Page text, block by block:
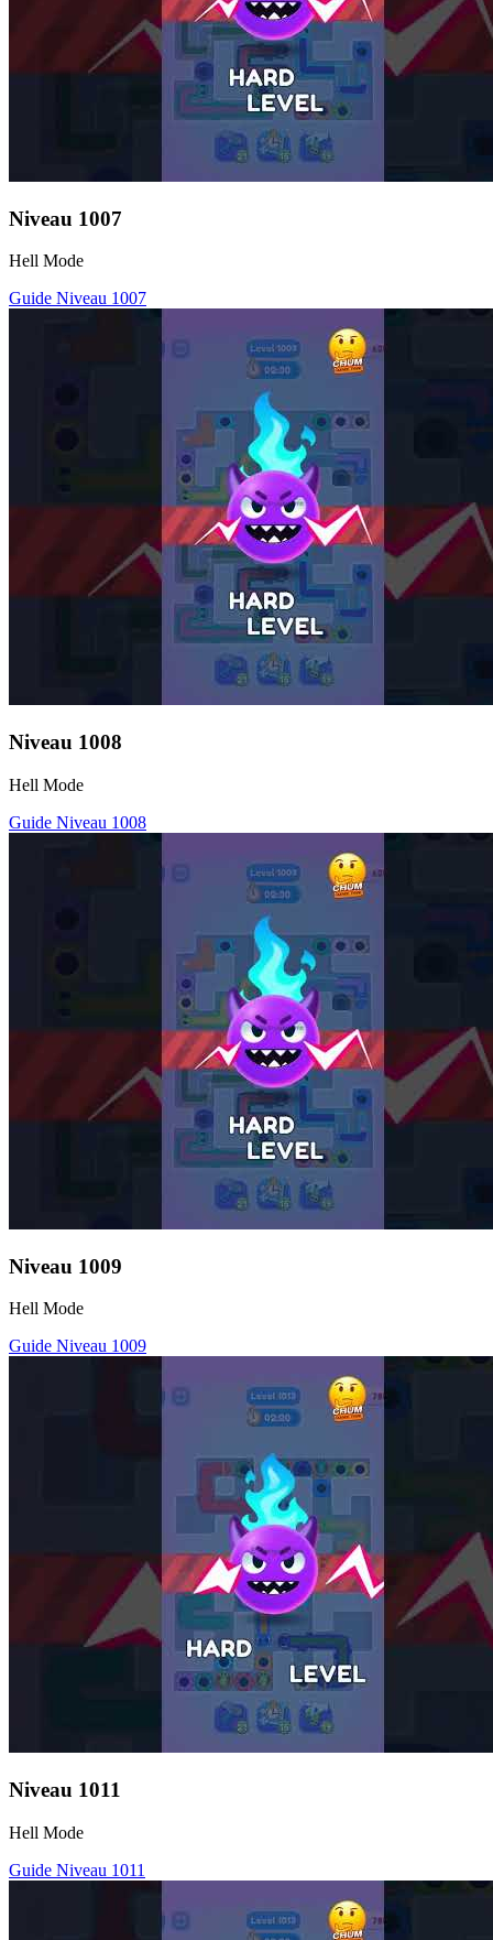
Niveau 1007
Hell Mode
Guide Niveau 1007
Niveau 1008
Hell Mode
Guide Niveau 1008
Niveau 1009
Hell Mode
Guide Niveau 1009
Niveau 1011
Hell Mode
Guide Niveau 1011